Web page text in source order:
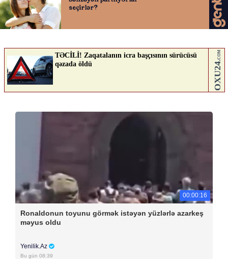
00:00:16
Ronaldonun toyunu görmək istəyən yüzlərlə azarkeş
məyus oldu
Yenilik.Az
Bu gün 08:39